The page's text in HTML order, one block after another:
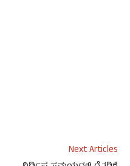
Next Articles